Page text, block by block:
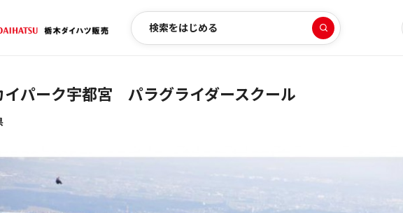
検索をはじめる
イパーク宇都宮 パラグライダースクール